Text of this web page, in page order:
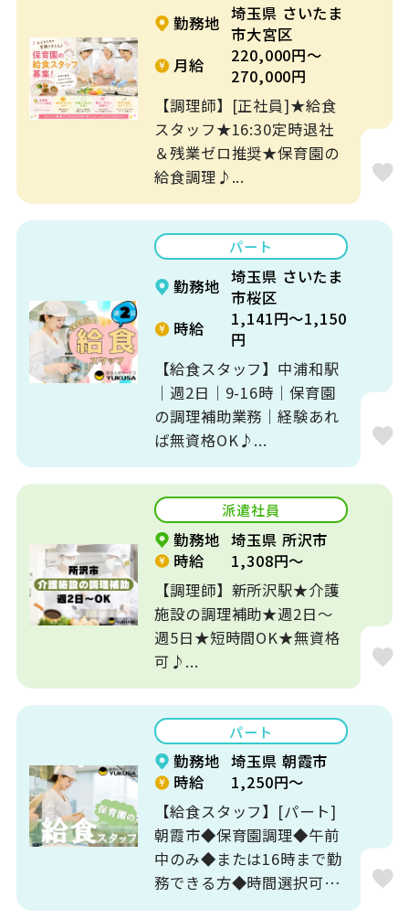
勤務地 埼玉県 さいたま
市大宮区
月給
220,000円～
270,000円
【調理師】[正社員]★給食
スタッフ★16:30定時退社
＆残業ゼロ推奨★保育園の
給食調理♪...
パート
勤務地 埼玉県 さいたま
市桜区
時給
1,141円～1,150
円
【給食スタッフ】中浦和駅
｜週2日｜9-16時｜保育園
の調理補助業務｜経験あれ
ば無資格OK♪...
派遣社員
勤務地 埼玉県 所沢市
時給
1,308円～
【調理師】新所沢駅★介護
施設の調理補助★週2日～
週5日★短時間OK★無資格
可♪...
パート
勤務地 埼玉県 朝霞市
時給
1,250円～
【給食スタッフ】[パート]
朝霞市◆保育園調理◆午前
中のみ◆または16時まで勤
務できる方◆時間選択可
♪...